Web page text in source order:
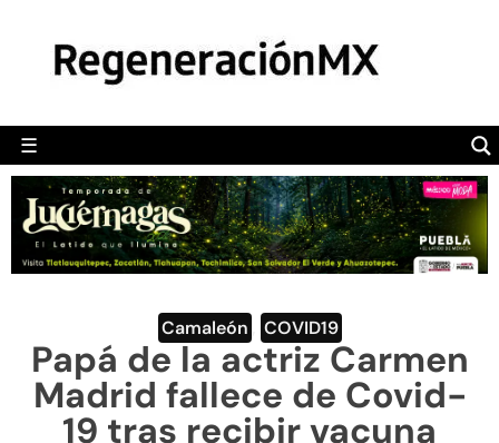
☰
POLÍTICA
CAMALEÓN
OPINIÓN
DEPORTES
ENGLISH SECTION
VIDEOS
Camaleón COVID19
Papá de la actriz Carmen
Madrid fallece de Covid-
19 tras recibir vacuna